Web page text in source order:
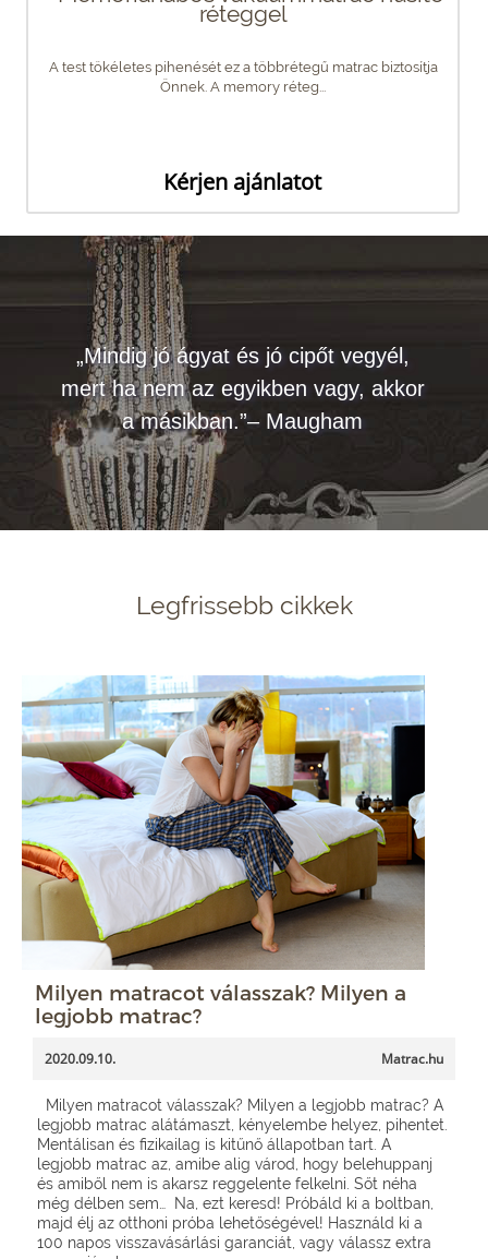
réteggel
A test tökéletes pihenését ez a többrétegű matrac biztosítja
Önnek. A memory réteg...
Kérjen ajánlatot
„Mindig jó ágyat és jó cipőt vegyél,
mert ha nem az egyikben vagy, akkor
a másikban.”– Maugham
Legfrissebb cikkek
Milyen matracot válasszak? Milyen a
legjobb matrac?
2020.09.10. Matrac.hu
Milyen matracot válasszak? Milyen a legjobb matrac? A
legjobb matrac alátámaszt, kényelembe helyez, pihentet.
Mentálisan és fizikailag is kitűnő állapotban tart. A
legjobb matrac az, amibe alig várod, hogy belehuppanj
és amiből nem is akarsz reggelente felkelni. Sőt néha
még délben sem… Na, ezt keresd! Próbáld ki a boltban,
majd élj az otthoni próba lehetőségével! Használd ki a
100 napos visszavásárlási garanciát, vagy válassz extra